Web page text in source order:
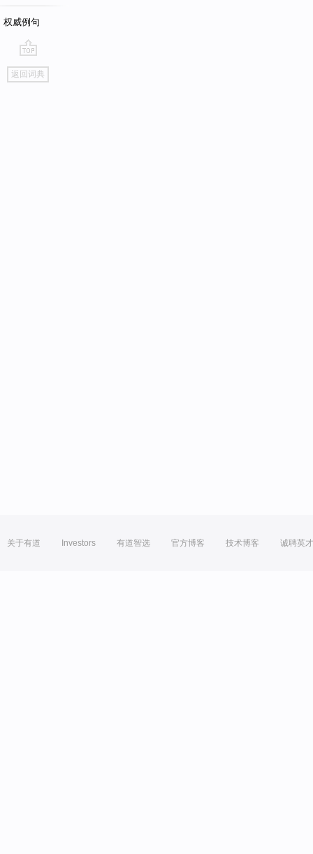
权威例句
go
top
返回词典
关于有道 Investors 有道智选 官方博客 技术博客 诚聘英才